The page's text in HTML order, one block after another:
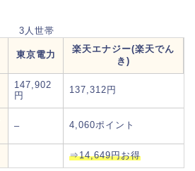
3人世帯
東京電力
楽天エナジー(楽天でん
き)
147,902
円
137,312円
– 4,060ポイント
⇒14,649円お得